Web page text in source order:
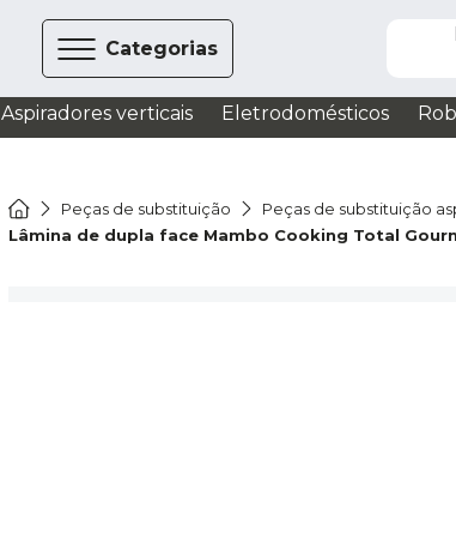
Categorias
Aspiradores verticais Eletrodomésticos
Peças de substituição Peças de substituição
Lâmina de dupla face Mambo Cooking Total